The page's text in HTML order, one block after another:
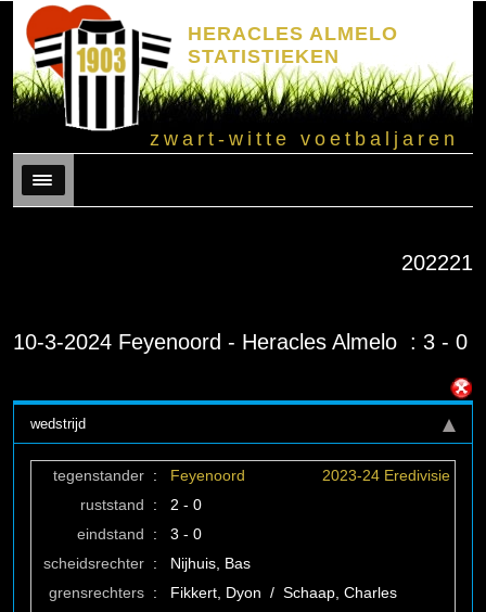
HERACLES ALMELO
STATISTIEKEN
zwart-witte voetbaljaren
Menu
202221
10-3-2024 Feyenoord - Heracles Almelo : 3 - 0
wedstrijd
tegenstander : Feyenoord
2023-24 Eredivisie
ruststand
:
2 - 0
eindstand
:
3 - 0
scheidsrechter :
Nijhuis, Bas
grensrechters :
Fikkert, Dyon / Schaap, Charles